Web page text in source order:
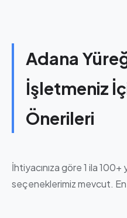
Adana
İşletmeniz
Önerileri
İhtiyacınıza göre 1 ila
seçeneklerimiz mevcut.